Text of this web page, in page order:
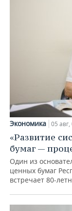
Экономика 05
«Развитие
бумаг —
Один из
ценных бумаг
встречает 80-